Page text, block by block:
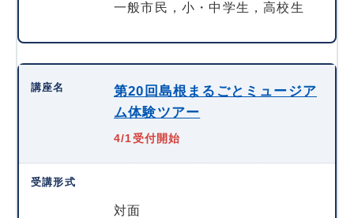
一般市民，小・中学生，高校生
第20回島根まるごとミュージア
ム体験ツアー
4/1受付開始
対面